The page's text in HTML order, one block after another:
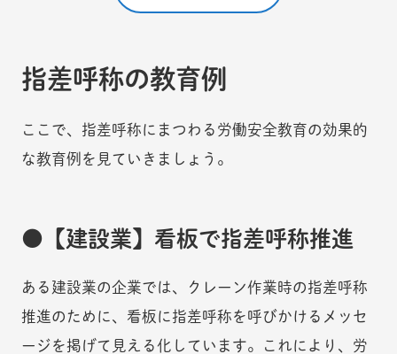
指差呼称の教育例
ここで、指差呼称にまつわる労働安全教育の効果的
な教育例を見ていきましょう。
【建設業】看板で指差呼称推進
ある建設業の企業では、クレーン作業時の指差呼称
推進のために、看板に指差呼称を呼びかけるメッセ
ージを掲げて見える化しています。これにより、労